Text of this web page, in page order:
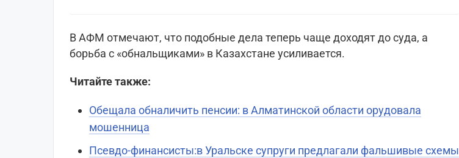
В АФМ отмечают, что подобные дела теперь чаще доходят до суда, а
борьба с «обнальщиками» в Казахстане усиливается.
Читайте также:
Обещала обналичить пенсии: в Алматинской области орудовала
мошенница
Псевдо-финансисты:в Уральске супруги предлагали фальшивые схемы